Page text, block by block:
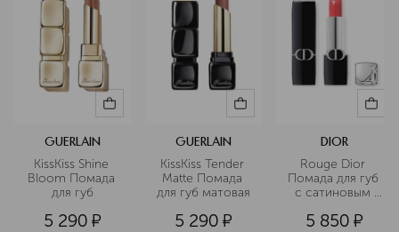
GUERLAIN
KissKiss Shine
Bloom Помада
для губ
5 290 ¤
GUERLAIN
KissKiss Tender
Matte Помада
для губ матовая
5 290 ¤
DIOR
Rouge Dior
Помада для губ
с сатиновым
5 850 ¤